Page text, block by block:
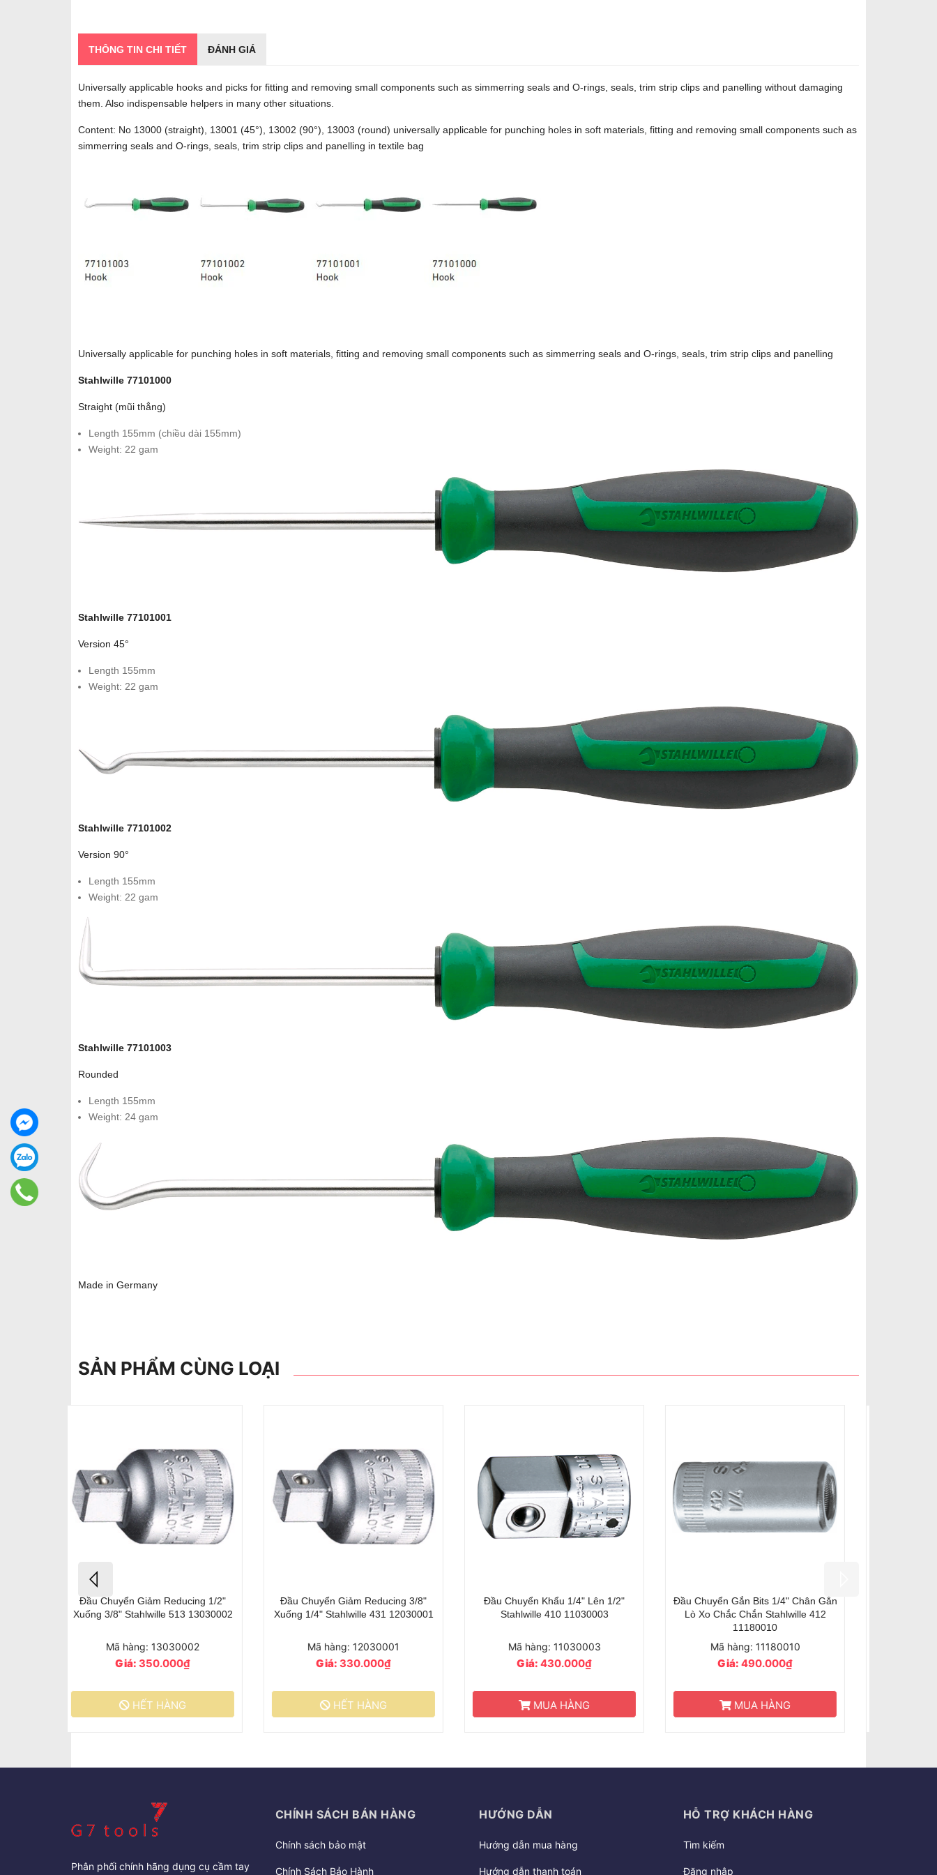
THÔNG TIN CHI TIẾT ĐÁNH GIÁ
Universally applicable hooks and picks for fitting and removing small components such as simmerring seals and O-rings, seals, trim strip clips and panelling without damaging
them. Also indispensable helpers in many other situations.
Content: No 13000 (straight), 13001 (45°), 13002 (90°), 13003 (round) universally applicable for punching holes in soft materials, fitting and removing small components such as
simmerring seals and O-rings, seals, trim strip clips and panelling in textile bag
Universally applicable for punching holes in soft materials, fitting and removing small components such as simmerring seals and O-rings, seals, trim strip clips and panelling
Stahlwille 77101000
Straight (mũi thẳng)
Length 155mm (chiều dài 155mm)
Weight: 22 gam
Stahlwille 77101001
Version 45°
Length 155mm
Weight: 22 gam
Stahlwille 77101002
Version 90°
Length 155mm
Weight: 22 gam
Stahlwille 77101003
Rounded
Length 155mm
Weight: 24 gam
Made in Germany
SẢN PHẨM CÙNG LOẠI
Đầu Chuyển Khẩu 1/4" Lên 1/2"
Stahlwille 410 11030003
Mã hàng: 11030003
Giá:430.000₫
MUA HÀNG
Đầu Chuyển Gắn Bits 1/4" Chân Gắn
Lò Xo Chắc Chắn Stahlwille 412
Mã hàng: 11180010
Giá:490.000₫
MUA HÀNG
Đầu Chuyển Nối Cần Siết 3/8" Và
Bits 1/4" - Chân Gắn Lò Xo Chắc
Mã hàng: 12180026
Giá:530.000₫
HẾT HÀNG
Đầu Gắn Bits Tháo Lắp Nhanh
Stahlwille
Mã hàng: 38250002
Giá:640.000₫
HẾT HÀNG
Phân phối chính hãng dụng cụ cầm tay
CHÍNH SÁCH BÁN HÀNG
Chính sách bảo mật
Chính Sách Bảo Hành
HƯỚNG DẪN
Hướng dẫn mua hàng
Hướng dẫn thanh toán
HỖ TRỢ KHÁCH HÀNG
Tìm kiếm
Đăng nhập